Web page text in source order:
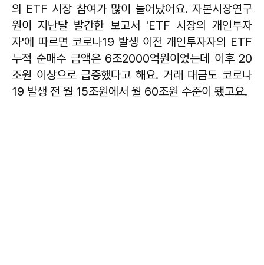
의 ETF 시장 참여가 많이 늘어났어요. 자본시장연구
원이 지난달 발간한 보고서 'ETF 시장의 개인투자
자'에 따르면 코로나19 발생 이전 개인투자자의 ETF
누적 순매수 금액은 6조2000억원이었는데 이후 20
조원 이상으로 급증했다고 해요. 거래 대금도 코로나
19 발생 전 월 15조원에서 월 60조원 수준이 됐고요.